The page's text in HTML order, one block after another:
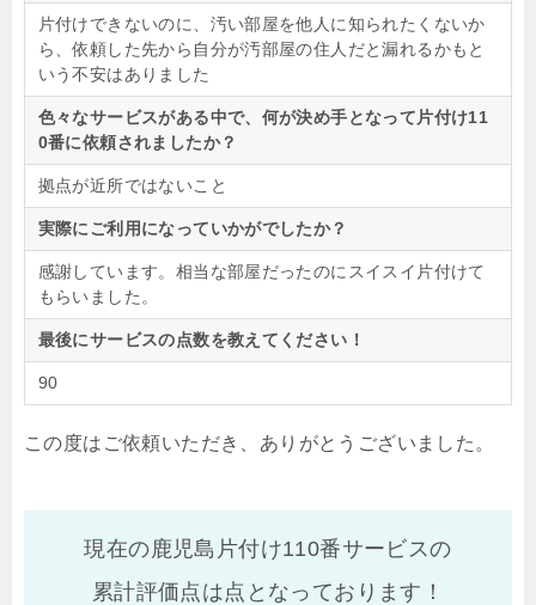
片付けできないのに、汚い部屋を他人に知られたくないか
ら、依頼した先から自分が汚部屋の住人だと漏れるかもと
いう不安はありました
色々なサービスがある中で、何が決め手となって片付け11
0番に依頼されましたか？
拠点が近所ではないこと
実際にご利用になっていかがでしたか？
感謝しています。相当な部屋だったのにスイスイ片付けて
もらいました。
最後にサービスの点数を教えてください！
90
この度はご依頼いただき、ありがとうございました。
現在の鹿児島片付け110番サービスの
累計評価点は点となっております！